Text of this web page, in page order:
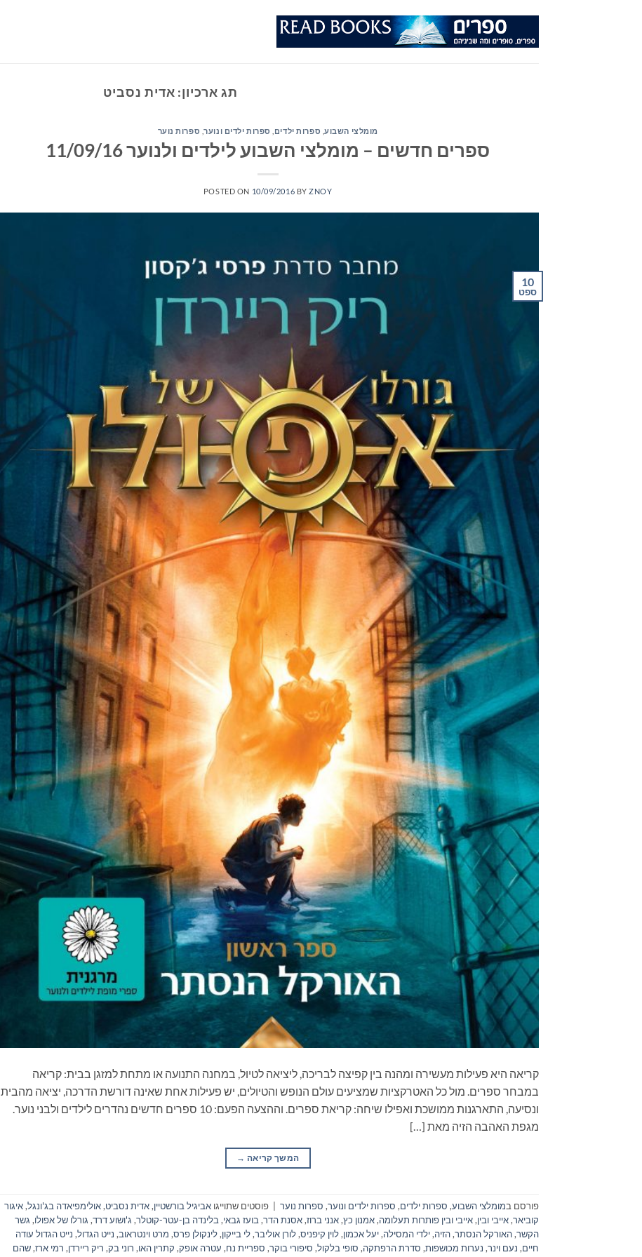
תג ארכיון: אדית נסביט
מומלצי השבוע, ספרות ילדים ספרות ילדים ונוער, ספרות נוער
ספרים חדשים – מומלצי השבוע לילדים ולנוער 11/09/16
POSTED ON 10/09/2016 BYZNOY
10
ספט
קריאה היא פעילות מעשירה ומהנה בין קפיצה לבריכה, ליציאה לטיול, במחנה התנועה או מתחת למזגן בבית: קריאה
במבחר ספרים. מול כל האטרקציות שמציעים עולם הנופש והטיולים, יש פעילות אחת שאינה דורשת הדרכה, יציאה מהבית
ונסיעה, התארגנות ממושכת ואפילו שיחה: קריאת ספרים. וההצעה הפעם: 10 ספרים חדשים נהדרים לילדים ולבני נוער.
מגפת האהבה הזיה מאת […]
המשך קריאה →
פורסם במומלצי השבוע, ספרות ילדים, ספרות ילדים ונוער, ספרות נוער פוסטים שתוייגו אביגיל בורשטיין,אדית נסביט,אולימפיאדה בג'ונגל,איגור
קוביאר,אייבי ובין,אייבי ובין פותרות תעלומה,אמנון כץ,אנני ברוז,אסנת הדר,בועז גבאי,בלינדה בן-עטר-קוטלר, ג'ושוע דרד, גורלו של אפולו, גשר
הקשר,האורקל הנסתר,הזיה,ילדי המסילה,יעל אכמון,לוין קיפניס,לורן אוליבר,לי בייקון,לינקולן פרס, מרט וינטראוב, נייט הגדול, נייט הגדול עודה
חיים, נעם וינר, נערות מכושפות, סדרת הרפתקה, סופי בלקול, סיפורי בוקר, ספריית נח, עטרה אופק, קתרין האו, רוני בק, ריק ריירדן, רמי ארז,שהם